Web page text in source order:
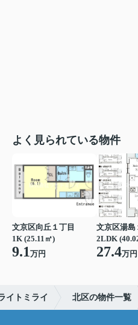
よく見られている物件
文京区向丘１丁目
1K (25.11㎡)
9.1万円
文京区湯島
2LDK
27.4万円
イトミライ 北区の物件一覧